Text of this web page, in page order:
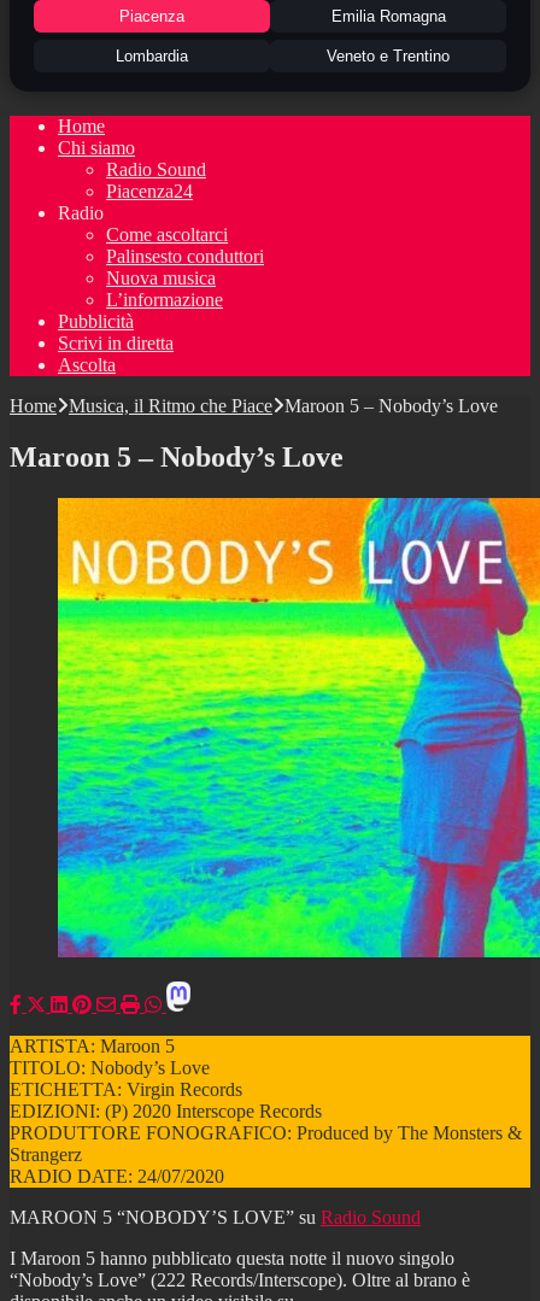
Piacenza Emilia Romagna
Lombardia Veneto e Trentino
Home
Chi siamo
Radio Sound
Piacenza24
Radio
Come ascoltarci
Palinsesto conduttori
Nuova musica
L’informazione
Pubblicità
Scrivi in diretta
Ascolta
Home Musica, il Ritmo che Piace Maroon 5 – Nobody’s Love
Maroon 5 – Nobody’s Love
ARTISTA: Maroon 5
TITOLO: Nobody’s Love
ETICHETTA: Virgin Records
EDIZIONI: (P) 2020 Interscope Records
PRODUTTORE FONOGRAFICO: Produced by The Monsters &
Strangerz
RADIO DATE: 24/07/2020
MAROON 5 “NOBODY’S LOVE” su Radio Sound
I Maroon 5 hanno pubblicato questa notte il nuovo singolo
“Nobody’s Love” (222 Records/Interscope). Oltre al brano è